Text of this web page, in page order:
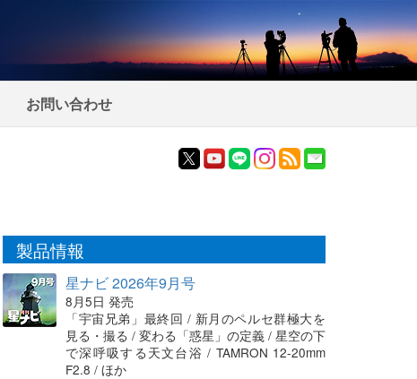
お問い合わせ
製品情報
星ナビ 2026年9月号
8月5日 発売
「宇宙兄弟」最終回 / 新月のペルセ群極大を
見る・撮る / 変わる「惑星」の定義 / 星空の下
で深呼吸する天文台浴 / TAMRON 12-20mm
F2.8 / ほか